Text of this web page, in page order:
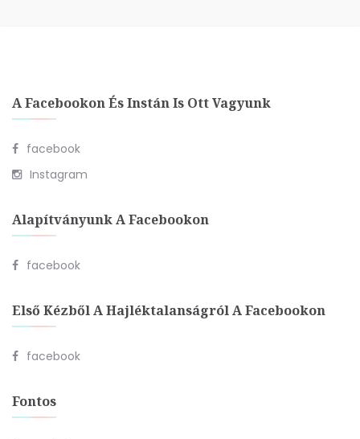
A Facebookon És Instán Is Ott Vagyunk
facebook
Instagram
Alapítványunk A Facebookon
facebook
Első Kézből A Hajléktalanságról A Facebookon
facebook
Fontos